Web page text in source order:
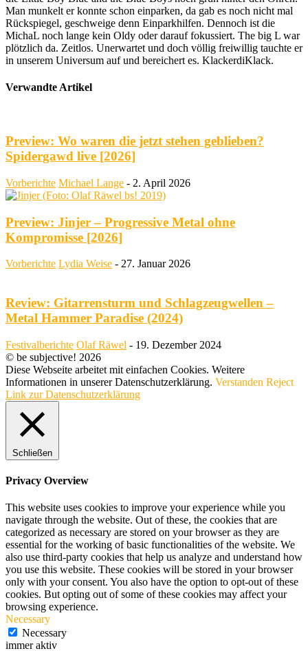
Man munkelt er konnte schon einparken, da gab es noch nicht mal
Rückspiegel, geschweige denn Einparkhilfen. Dennoch ist die
MichaL noch lange kein Oldy oder darauf fokussiert. The big L war
plötzlich da. Zeitlos. Unerwartet und doch völlig freiwillig tauchte er
in unserem Universum auf und bereichert es. KlackerdiKlack.
Verwandte Artikel
Preview: Wo waren die jetzt stehen geblieben?
Spidergawd live [2026]
Vorberichte Michael Lange - 2. April 2026
Preview: Jinjer – Progressive Metal ohne
Kompromisse [2026]
Vorberichte Lydia Weise - 27. Januar 2026
Review: Gitarrensturm und Schlagzeugwellen –
Metal Hammer Paradise (2024)
Festivalberichte Olaf Räwel - 19. Dezember 2024
© be subjective! 2026
Diese Webseite arbeitet mit einfachen Cookies. Weitere
Informationen in unserer Datenschutzerklärung. Verstanden Reject
Link zur Datenschutzerklärung
Schließen
Privacy Overview
This website uses cookies to improve your experience while you
navigate through the website. Out of these, the cookies that are
categorized as necessary are stored on your browser as they are
essential for the working of basic functionalities of the website. We
also use third-party cookies that help us analyze and understand how
you use this website. These cookies will be stored in your browser
only with your consent. You also have the option to opt-out of these
cookies. But opting out of some of these cookies may affect your
browsing experience.
Necessary
Necessary
immer aktiv